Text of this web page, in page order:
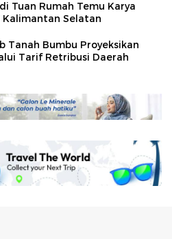
Tuan Rumah Temu Karya
Kalimantan Selatan
Tanah Bumbu Proyeksikan
Tarif Retribusi Daerah